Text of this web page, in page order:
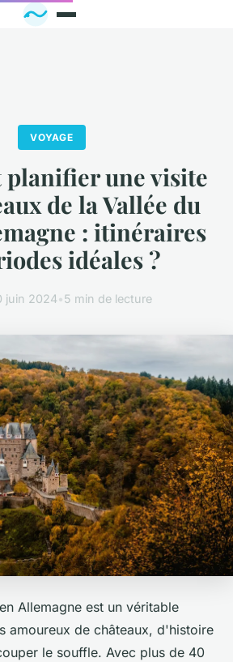
VOYAGE
planifier une visite
de la Vallée du
: itinéraires
idéales ?
juin 2024•5 min de lecture
en Allemagne est un véritable
amoureux de châteaux, d'histoire
le souffle. Avec plus de 40